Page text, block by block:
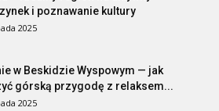
i poznawanie kultury
2025
w Beskidzie Wyspowym — jak
górską przygodę z relaksem...
2025